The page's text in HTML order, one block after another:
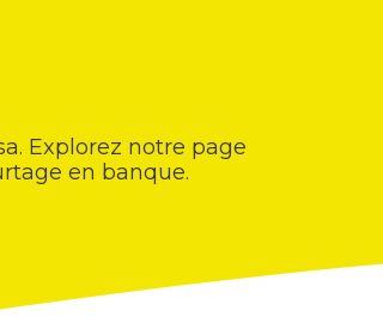
Explorez notre page
en banque.